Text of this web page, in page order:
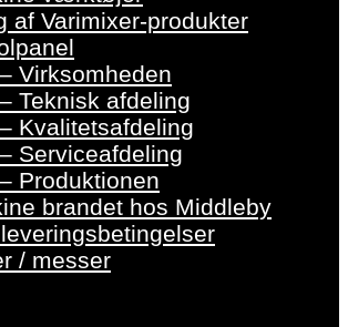
af Varimixer-produkter
Virksomheden
Teknisk afdeling
Kvalitetsafdeling
Serviceafdeling
Produktionen
brandet hos Middleby
/ messer